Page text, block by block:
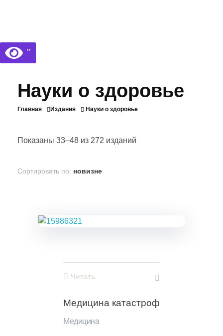
’’
Главная Издания Науки о здоровье
Науки о здоровье
Показаны 33–48 из 272 изданий
Сортировать по: новизне
Медицина катастроф
Медицина
Читать